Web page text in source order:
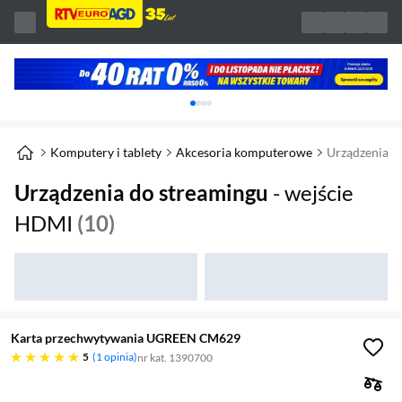
Karuzela z banerami, aktualny element 1 z
Komputery i tablety Akcesoria komputerowe Urządzenia
Urządzenia do streamingu - wejście
HDMI (10)
Karta przechwytywania UGREEN CM629
5
pięć gwiazdek 1 opinia nr kat. 1390700